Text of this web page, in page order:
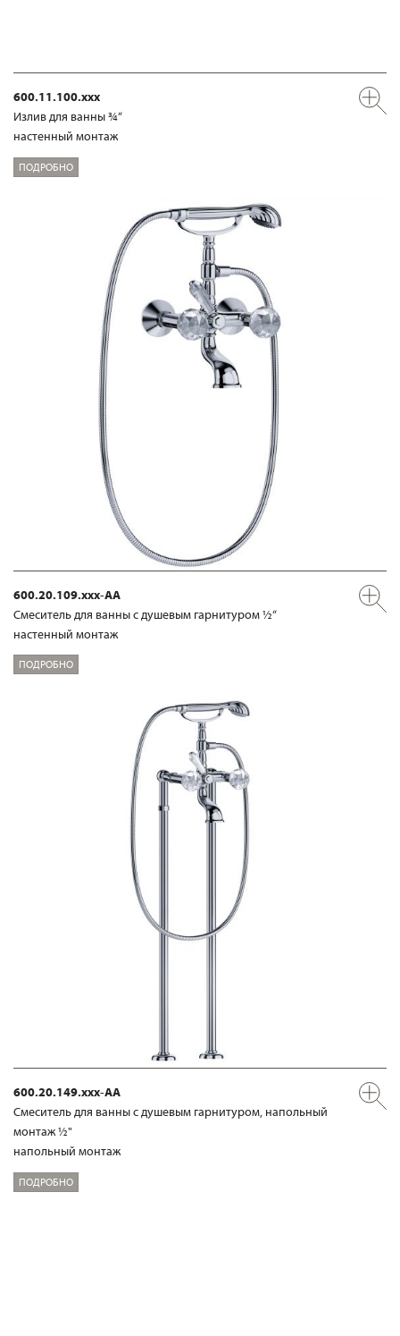
600.11.100.xxx
Излив для ванны ¾“
настенный монтаж
ПОДРОБНО
600.20.109.xxx-AA
Смеситель для ванны с душевым гарнитуром ½“
настенный монтаж
ПОДРОБНО
600.20.149.xxx-AA
Смеситель для ванны с душевым гарнитуром, напольный
монтаж ½"
напольный монтаж
ПОДРОБНО